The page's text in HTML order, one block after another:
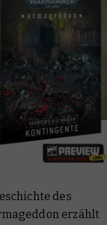
des
erzählt